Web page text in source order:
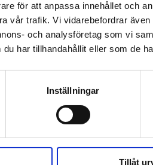
för att anpassa innehållet och
vår trafik. Vi vidarebefordrar
och analysföretag som vi
du har tillhandahållit eller som de
Inställningar
Tillåt
prenumerant? Logga in
NYHETER